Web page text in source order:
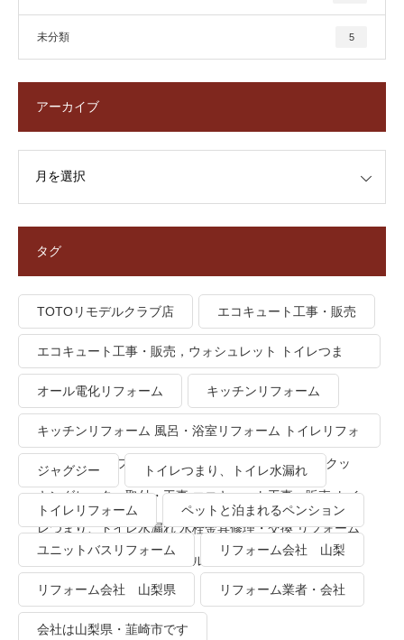
未分類 5
アーカイブ
タグ
TOTOリモデルクラブ店 エコキュート工事・販売
エコキュート工事・販売，ウォシュレット トイレつま
り、トイレ水漏れ
オール電化リフォーム キッチンリフォーム
キッチンリフォーム 風呂・浴室リフォーム トイレリフォ
ーム 洗面所リフォーム オール電化リフォーム ＩＨクッ
キングヒーター取付・工事 エコキュート工事・販売 トイ
レつまり、トイレ水漏れ 水栓金具修理・交換 リフォーム
業者・会社 ＴＯＴＯリモデルクラブ
ジャグジー トイレつまり、トイレ水漏れ
トイレリフォーム ペットと泊まれるペンション
ユニットバスリフォーム リフォーム会社 山梨
リフォーム会社 山梨県 リフォーム業者・会社
会社は山梨県・韮崎市です